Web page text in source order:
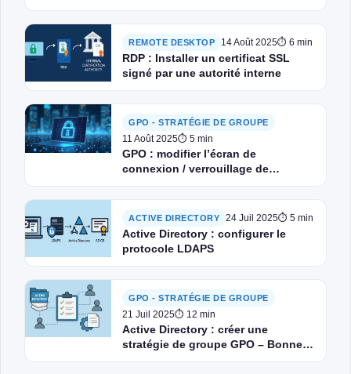
REMOTE DESKTOP 14 Août 2025⏱ 6 min
RDP : Installer un certificat SSL
signé par une autorité interne
GPO - STRATÉGIE DE GROUPE
11 Août 2025⏱ 5 min
GPO : modifier l’écran de
connexion / verrouillage de
ACTIVE DIRECTORY 24 Juil 2025⏱ 5 min
Active Directory : configurer le
protocole LDAPS
GPO - STRATÉGIE DE GROUPE
21 Juil 2025⏱ 12 min
Active Directory : créer une
stratégie de groupe GPO – Bonnes